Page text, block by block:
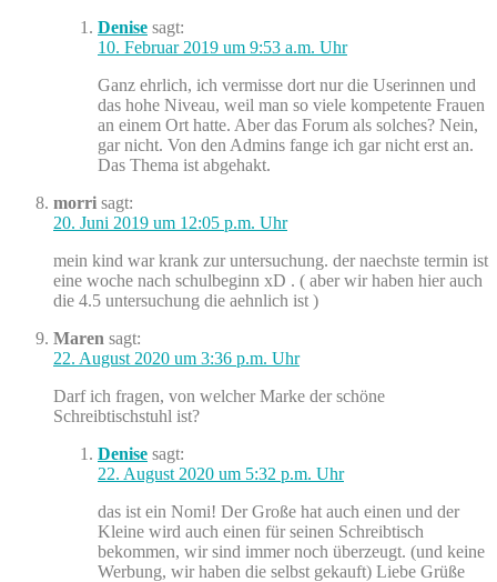
Denise sagt:
10. Februar 2019 um 9:53 a.m. Uhr
Ganz ehrlich, ich vermisse dort nur die Userinnen und
das hohe Niveau, weil man so viele kompetente Frauen
an einem Ort hatte. Aber das Forum als solches? Nein,
gar nicht. Von den Admins fange ich gar nicht erst an.
Das Thema ist abgehakt.
morri sagt:
20. Juni 2019 um 12:05 p.m. Uhr
mein kind war krank zur untersuchung. der naechste termin ist
eine woche nach schulbeginn xD . ( aber wir haben hier auch
die 4.5 untersuchung die aehnlich ist )
Maren sagt:
22. August 2020 um 3:36 p.m. Uhr
Darf ich fragen, von welcher Marke der schöne
Schreibtischstuhl ist?
Denise sagt:
22. August 2020 um 5:32 p.m. Uhr
das ist ein Nomi! Der Große hat auch einen und der
Kleine wird auch einen für seinen Schreibtisch
bekommen, wir sind immer noch überzeugt. (und keine
Werbung, wir haben die selbst gekauft) Liebe Grüße